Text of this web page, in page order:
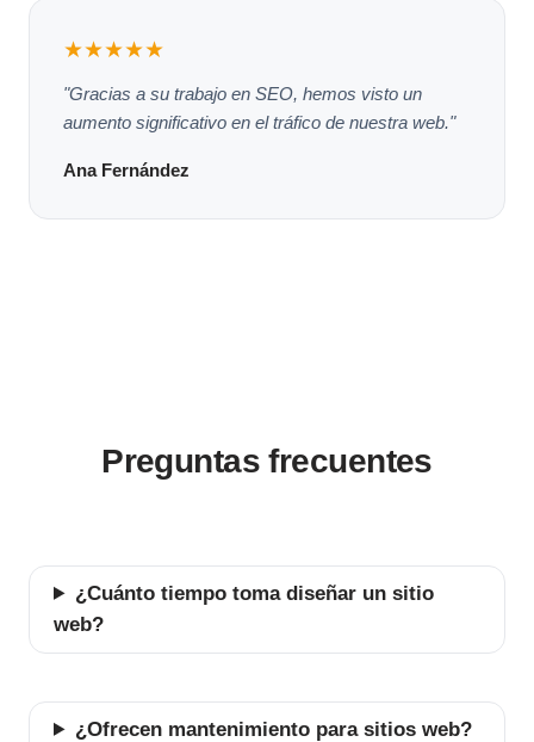
★★★★★
"Gracias a su trabajo en SEO, hemos visto un
aumento significativo en el tráfico de nuestra web."
Ana Fernández
Preguntas frecuentes
¿Cuánto tiempo toma diseñar un sitio
web?
¿Ofrecen mantenimiento para sitios web?